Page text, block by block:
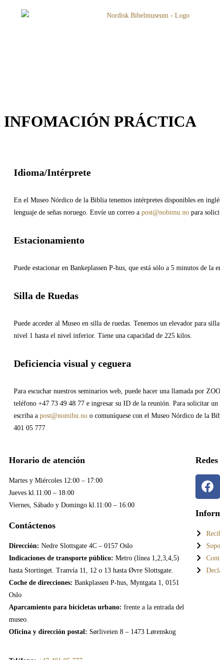
INFOMACIÓN PRÁCTICA
Idioma/Intérprete
En el Museo Nórdico de la Biblia tenemos intérpretes disponibles en
lenguaje de señas noruego. Envíe un correo a post@nobimu.no para
Estacionamiento
Puede estacionar en Bankeplassen P-hus, que está sólo a 5 minutos de la
Silla de Ruedas
Puede acceder al Museo en silla de ruedas. Tenemos un elevador para
nivel 1 hasta el nivel inferior. Tiene una capacidad de 225 kilos.
Deficiencia visual y ceguera
Para escuchar nuestros seminarios web, puede hacer una llamada por
teléfono +47 73 49 48 77 e ingresar su ID de la reunión. Para solicitar
escriba a post@nomibu.no o comuníquese con el Museo Nórdico de la
401 05 777
Horario de atención
Martes y Miércoles 12:00 – 17:00
Jueves kl.11:00 – 18:00
Viernes, Sábado y Domingo kl.11:00 – 16:00
Contáctenos
Dirección: Nedre Slottsgate 4C – 0157 Oslo
Indicaciones de transporte público: Metro (línea 1,2,3,4,5)
hasta Stortinget. Tranvía 11, 12 o 13 hasta Øvre Slottsgate.
Coche de direcciones: Bankplassen P-hus, Myntgata 1, 0151
Oslo
Aparcamiento para bicicletas urbano: frente a la entrada del
museo.
Oficina y dirección postal: Sørliveien 8 – 1473 Lørenskog